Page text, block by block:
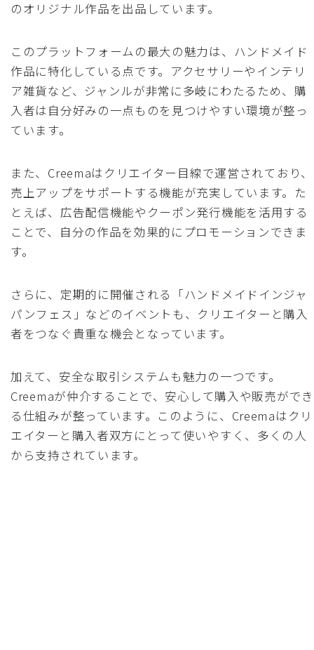
のオリジナル作品を出品しています。
このプラットフォームの最大の魅力は、ハンドメイド
作品に特化している点です。アクセサリーやインテリ
ア雑貨など、ジャンルが非常に多岐にわたるため、購
入者は自分好みの一点ものを見つけやすい環境が整っ
ています。
また、Creemaはクリエイター目線で運営されており、
売上アップをサポートする機能が充実しています。た
とえば、広告配信機能やクーポン発行機能を活用する
ことで、自分の作品を効果的にプロモーションできま
す。
さらに、定期的に開催される「ハンドメイドインジャ
パンフェス」などのイベントも、クリエイターと購入
者をつなぐ貴重な機会となっています。
加えて、安全な取引システムも魅力の一つです。
Creemaが仲介することで、安心して購入や販売ができ
る仕組みが整っています。このように、Creemaはクリ
エイターと購入者双方にとって使いやすく、多くの人
から支持されています。